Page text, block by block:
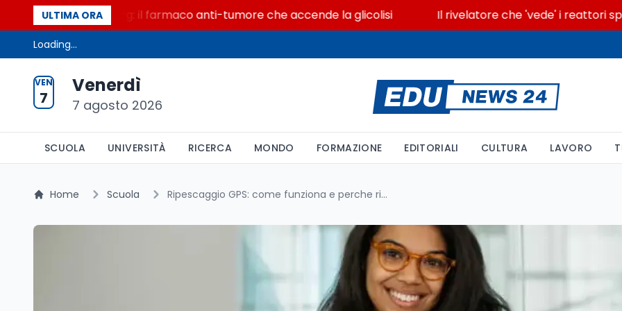
ULTIMA ORA
di Warburg: il farmaco anti-tumore che accende la glicolisi Il rivelatore che 'vede' i reattori spenti
Loading...
VEN
7
Venerdì
7 agosto 2026
SCUOLA UNIVERSITÀ RICERCA MONDO FORMAZIONE EDITORIALI CULTURA LAVORO
Home Scuola Ripescaggio GPS: come funziona e perche rinunciare costa due anni